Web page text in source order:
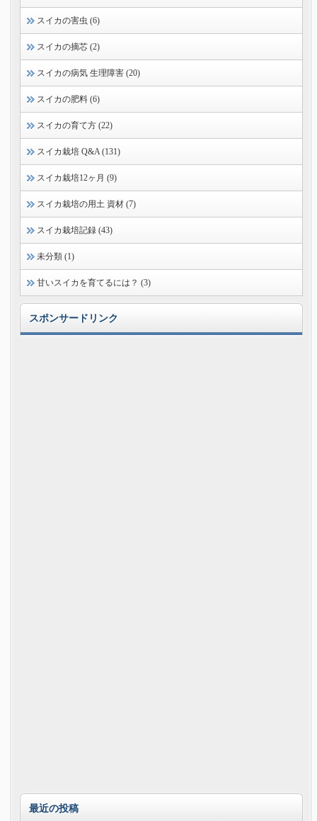
スイカの害虫 (6)
スイカの摘芯 (2)
スイカの病気 生理障害 (20)
スイカの肥料 (6)
スイカの育て方 (22)
スイカ栽培 Q&A (131)
スイカ栽培12ヶ月 (9)
スイカ栽培の用土 資材 (7)
スイカ栽培記録 (43)
未分類 (1)
甘いスイカを育てるには？ (3)
スポンサードリンク
最近の投稿